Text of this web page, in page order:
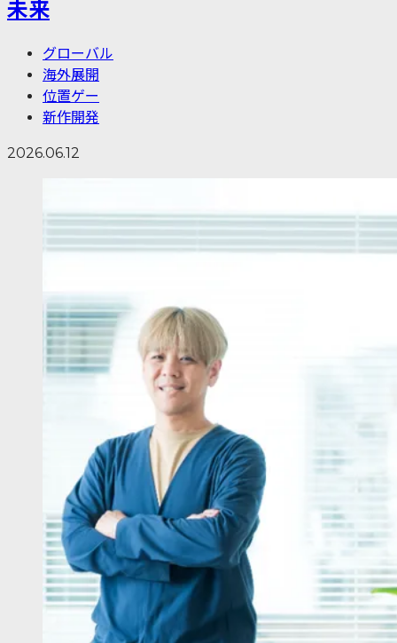
未来
グローバル
海外展開
位置ゲー
新作開発
2026.06.12